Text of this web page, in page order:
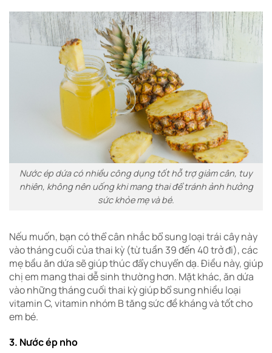
Nước ép dứa có nhiều công dụng tốt hỗ trợ giảm cân, tuy
nhiên, không nên uống khi mang thai để tránh ảnh hưởng
sức khỏe mẹ và bé.
Nếu muốn, bạn có thể cân nhắc bổ sung loại trái cây này
vào tháng cuối của thai kỳ (từ tuần 39 đến 40 trở đi), các
mẹ bầu ăn dứa sẽ giúp thúc đẩy chuyển dạ. Điều này, giúp
chị em mang thai dễ sinh thường hơn. Mặt khác, ăn dứa
vào những tháng cuối thai kỳ giúp bổ sung nhiều loại
vitamin C, vitamin nhóm B tăng sức đề kháng và tốt cho
em bé.
3. Nước ép nho